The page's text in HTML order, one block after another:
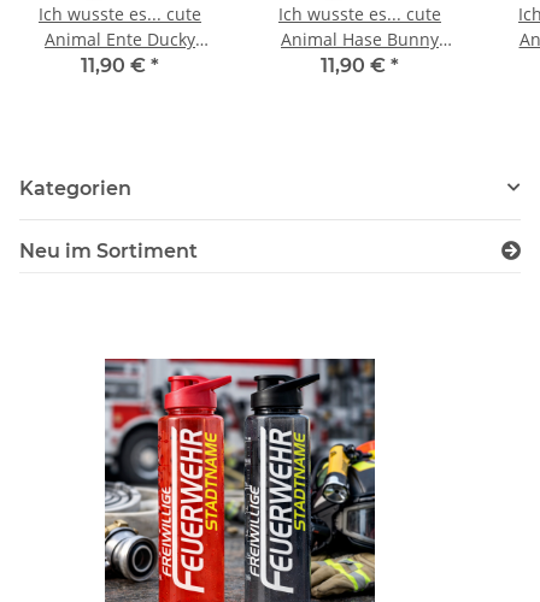
Ich wusste es... cute
Animal Ente Ducky
Design Büro Kaffee
11,90 € *
Ich wusste es... cute
Animal Hase Bunny
Design Büro Kaffee
11,90 € *
Kategorien
Neu im Sortiment